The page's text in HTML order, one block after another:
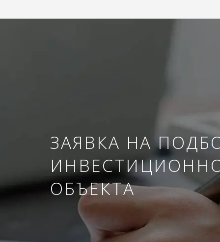
ЗАЯВКА НА
ОБЪЕКТА